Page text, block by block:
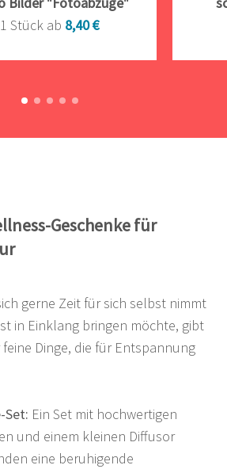
1 Stück ab 8,40 €
Geschenke für
gerne Zeit für sich selbst nimmt
in Einklang bringen möchte, gibt
Dinge, die für Entspannung
Set: Ein Set mit hochwertigen
und einem kleinen Diffusor
eine beruhigende